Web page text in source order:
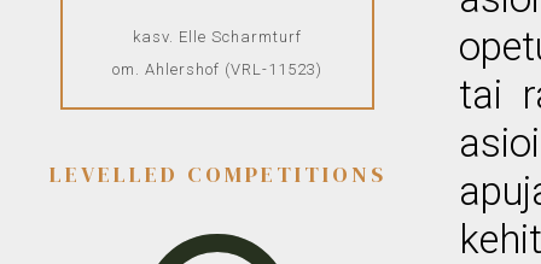
kasv. Elle Scharmturf
om. Ahlershof (VRL-11523)
LEVELLED COMPETITIONS
tai